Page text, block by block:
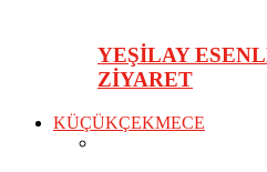
YEŞİLAY
ZİYARET
KÜÇÜKÇEKMECE